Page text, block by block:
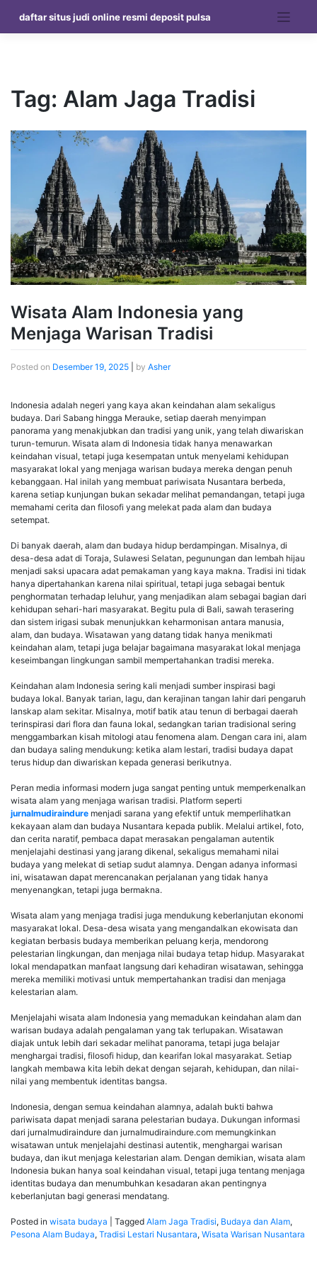
content
daftar situs judi online resmi deposit pulsa
Tag: Alam Jaga Tradisi
Wisata Alam Indonesia yang
Menjaga Warisan Tradisi
Posted on Desember 19, 2025 by Asher
Indonesia adalah negeri yang kaya akan keindahan alam sekaligus
budaya. Dari Sabang hingga Merauke, setiap daerah menyimpan
panorama yang menakjubkan dan tradisi yang unik, yang telah diwariskan
turun-temurun. Wisata alam di Indonesia tidak hanya menawarkan
keindahan visual, tetapi juga kesempatan untuk menyelami kehidupan
masyarakat lokal yang menjaga warisan budaya mereka dengan penuh
kebanggaan. Hal inilah yang membuat pariwisata Nusantara berbeda,
karena setiap kunjungan bukan sekadar melihat pemandangan, tetapi juga
memahami cerita dan filosofi yang melekat pada alam dan budaya
setempat.
Di banyak daerah, alam dan budaya hidup berdampingan. Misalnya, di
desa-desa adat di Toraja, Sulawesi Selatan, pegunungan dan lembah hijau
menjadi saksi upacara adat pemakaman yang kaya makna. Tradisi ini tidak
hanya dipertahankan karena nilai spiritual, tetapi juga sebagai bentuk
penghormatan terhadap leluhur, yang menjadikan alam sebagai bagian dari
kehidupan sehari-hari masyarakat. Begitu pula di Bali, sawah terasering
dan sistem irigasi subak menunjukkan keharmonisan antara manusia,
alam, dan budaya. Wisatawan yang datang tidak hanya menikmati
keindahan alam, tetapi juga belajar bagaimana masyarakat lokal menjaga
keseimbangan lingkungan sambil mempertahankan tradisi mereka.
Keindahan alam Indonesia sering kali menjadi sumber inspirasi bagi
budaya lokal. Banyak tarian, lagu, dan kerajinan tangan lahir dari pengaruh
lanskap alam sekitar. Misalnya, motif batik atau tenun di berbagai daerah
terinspirasi dari flora dan fauna lokal, sedangkan tarian tradisional sering
menggambarkan kisah mitologi atau fenomena alam. Dengan cara ini, alam
dan budaya saling mendukung: ketika alam lestari, tradisi budaya dapat
terus hidup dan diwariskan kepada generasi berikutnya.
Peran media informasi modern juga sangat penting untuk memperkenalkan
wisata alam yang menjaga warisan tradisi. Platform seperti
jurnalmudiraindure menjadi sarana yang efektif untuk memperlihatkan
kekayaan alam dan budaya Nusantara kepada publik. Melalui artikel, foto,
dan cerita naratif, pembaca dapat merasakan pengalaman autentik
menjelajahi destinasi yang jarang dikenal, sekaligus memahami nilai
budaya yang melekat di setiap sudut alamnya. Dengan adanya informasi
ini, wisatawan dapat merencanakan perjalanan yang tidak hanya
menyenangkan, tetapi juga bermakna.
Wisata alam yang menjaga tradisi juga mendukung keberlanjutan ekonomi
masyarakat lokal. Desa-desa wisata yang mengandalkan ekowisata dan
kegiatan berbasis budaya memberikan peluang kerja, mendorong
pelestarian lingkungan, dan menjaga nilai budaya tetap hidup. Masyarakat
lokal mendapatkan manfaat langsung dari kehadiran wisatawan, sehingga
mereka memiliki motivasi untuk mempertahankan tradisi dan menjaga
kelestarian alam.
Menjelajahi wisata alam Indonesia yang memadukan keindahan alam dan
warisan budaya adalah pengalaman yang tak terlupakan. Wisatawan
diajak untuk lebih dari sekadar melihat panorama, tetapi juga belajar
menghargai tradisi, filosofi hidup, dan kearifan lokal masyarakat. Setiap
langkah membawa kita lebih dekat dengan sejarah, kehidupan, dan nilai-
nilai yang membentuk identitas bangsa.
Indonesia, dengan semua keindahan alamnya, adalah bukti bahwa
pariwisata dapat menjadi sarana pelestarian budaya. Dukungan informasi
dari jurnalmudiraindure dan jurnalmudiraindure.com memungkinkan
wisatawan untuk menjelajahi destinasi autentik, menghargai warisan
budaya, dan ikut menjaga kelestarian alam. Dengan demikian, wisata alam
Indonesia bukan hanya soal keindahan visual, tetapi juga tentang menjaga
identitas budaya dan menumbuhkan kesadaran akan pentingnya
keberlanjutan bagi generasi mendatang.
Posted in wisata budaya Tagged Alam Jaga Tradisi, Budaya dan Alam,
Pesona Alam Budaya, Tradisi Lestari Nusantara, Wisata Warisan Nusantara